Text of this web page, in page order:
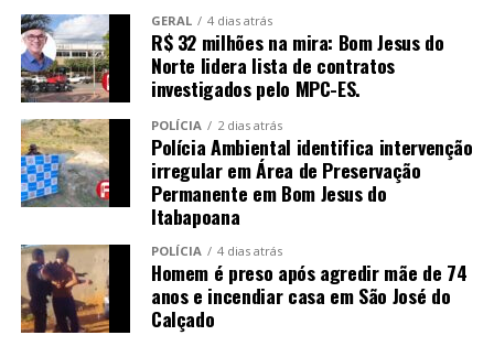
GERAL 4 dias atrás
R$ 32 milhões na mira: Bom Jesus do
Norte lidera lista de contratos
investigados pelo MPC-ES.
POLÍCIA 2 dias atrás
Polícia Ambiental identifica intervenção
irregular em Área de Preservação
Permanente em Bom Jesus do
Itabapoana
POLÍCIA 4 dias atrás
Homem é preso após agredir mãe de 74
anos e incendiar casa em São José do
Calçado